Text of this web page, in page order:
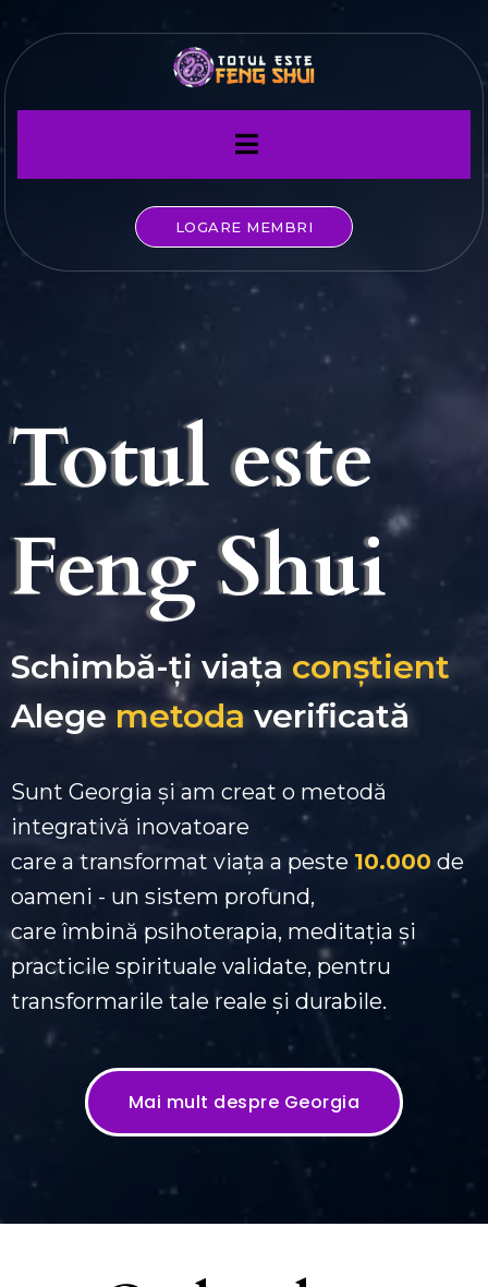
LOGARE MEMBRI
Totul este
Feng Shui
Schimbă-ți viața conștient
Alege metoda verificată
Sunt Georgia și am creat o metodă
integrativă inovatoare
care a transformat viața a peste 10.000 de
oameni - un sistem profund,
care îmbină psihoterapia, meditația și
practicile spirituale validate, pentru
transformarile tale reale și durabile.
Mai mult despre Georgia